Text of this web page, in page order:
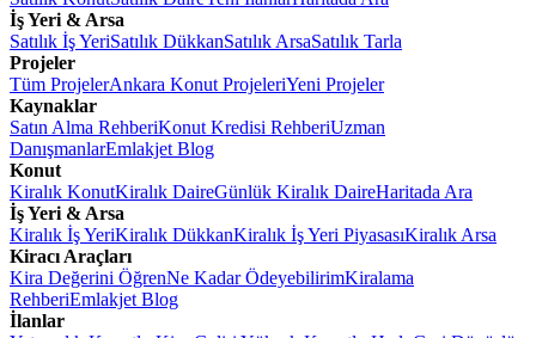
İş Yeri & Arsa
Satılık İş YeriSatılık DükkanSatılık ArsaSatılık Tarla
Projeler
Tüm ProjelerAnkara Konut ProjeleriYeni Projeler
Kaynaklar
Satın Alma RehberiKonut Kredisi RehberiUzman
DanışmanlarEmlakjet Blog
Konut
Kiralık KonutKiralık DaireGünlük Kiralık DaireHaritada Ara
İş Yeri & Arsa
Kiralık İş YeriKiralık DükkanKiralık İş Yeri PiyasasıKiralık Arsa
Kiracı Araçları
Kira Değerini ÖğrenNe Kadar ÖdeyebilirimKiralama
RehberiEmlakjet Blog
İlanlar